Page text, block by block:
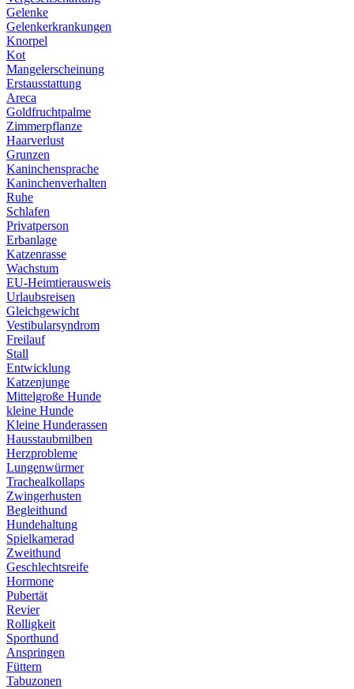
Gelenke
Gelenkerkrankungen
Knorpel
Kot
Mangelerscheinung
Erstausstattung
Areca
Goldfruchtpalme
Zimmerpflanze
Haarverlust
Grunzen
Kaninchensprache
Kaninchenverhalten
Ruhe
Schlafen
Privatperson
Erbanlage
Katzenrasse
Wachstum
EU-Heimtierausweis
Urlaubsreisen
Gleichgewicht
Vestibularsyndrom
Freilauf
Stall
Entwicklung
Katzenjunge
Mittelgroße Hunde
kleine Hunde
Kleine Hunderassen
Hausstaubmilben
Herzprobleme
Lungenwürmer
Trachealkollaps
Zwingerhusten
Begleithund
Hundehaltung
Spielkamerad
Zweithund
Geschlechtsreife
Hormone
Pubertät
Revier
Rolligkeit
Sporthund
Anspringen
Füttern
Tabuzonen